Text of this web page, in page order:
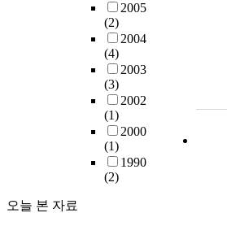
2005
(2)
2004
(4)
2003
(3)
2002
(1)
2000
(1)
1990
(2)
오늘 본 자료